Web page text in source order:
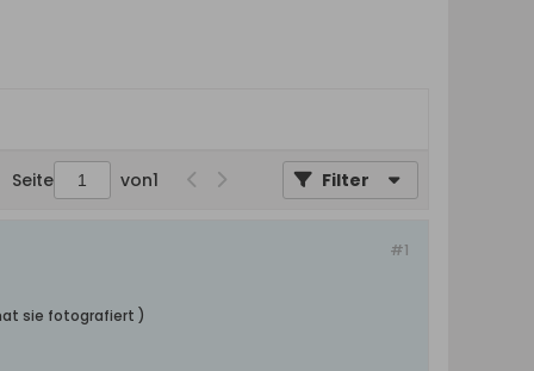
Seite von1 Filter
#1
sie fotografiert )